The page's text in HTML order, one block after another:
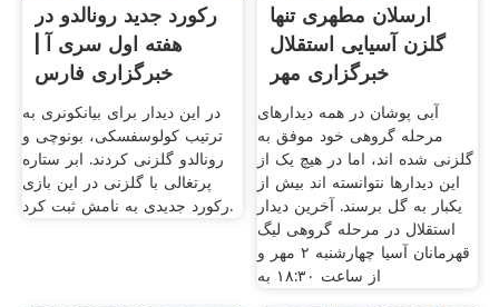
رکورد جدید رونالدو در
هفته اول سری آ |
خبرگزاری فارس
در این دیدار برای بیانکونری به
ترتیب کولوسفسکی، بونوچی و
رونالدو گلزنی کردند. ابر ستاره
پرتغالی با گلزنی در این بازی
رکورد جدیدی به نامش ثبت کرد.
ارسلان مطهری تنها
گلزن آسیایی استقلال
خبرگزاری مهر
آبی پوشان در همه دیدارهای
مرحله گروهی خود موفق به
گلزنی شده اند، اما در هیچ یک از
این دیدارها نتوانسته اند بیش از
یکبار به گل برسند. آخرین دیدار
استقلال در مرحله گروهی لیگ
قهرمانان آسیا چهارشنبه ۲ مهر و
از ساعت ۱۸:۳۰ به